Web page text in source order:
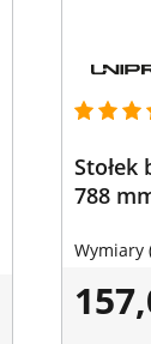
788
Wymiary